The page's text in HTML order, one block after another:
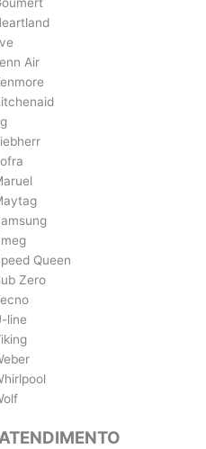
Air
Queen
Zero
line